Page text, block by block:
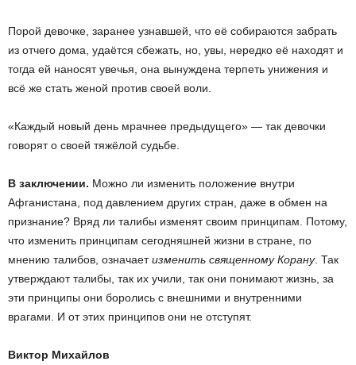
Порой девочке, заранее узнавшей, что её собираются забрать
из отчего дома, удаётся сбежать, но, увы, нередко её находят и
тогда ей наносят увечья, она вынуждена терпеть унижения и
всё же стать женой против своей воли.
«Каждый новый день мрачнее предыдущего» — так девочки
говорят о своей тяжёлой судьбе.
В заключении. Можно ли изменить положение внутри
Афганистана, под давлением других стран, даже в обмен на
признание? Вряд ли талибы изменят своим принципам. Потому,
что изменить принципам сегодняшней жизни в стране, по
мнению талибов, означаетизменить священному Корану. Так
утверждают талибы, так их учили, так они понимают жизнь, за
эти принципы они боролись с внешними и внутренними
врагами. И от этих принципов они не отступят.
Виктор Михайлов